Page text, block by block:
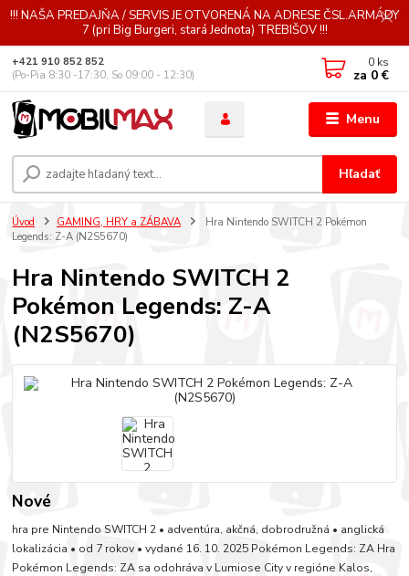
!!! NAŠA PREDAJŇA / SERVIS JE OTVORENÁ NA ADRESE ČSL.ARMÁDY
7 (pri Big Burgeri, stará Jednota) TREBIŠOV !!!
Menu
Hľadať
+421 910 852 852
(Po-Pia 8:30 -17:30, So 09:00 - 12:30)
0 ks
za 0 €
Úvod GAMING, HRY a ZÁBAVA
Hra Nintendo SWITCH 2 Pokémon
Legends: Z-A (N2S5670)
Hra Nintendo SWITCH 2
Pokémon Legends: Z-A
(N2S5670)
Nové
hra pre Nintendo SWITCH 2 • adventúra, akčná, dobrodružná • anglická
lokalizácia • od 7 rokov • vydané 16. 10. 2025 Pokémon Legends: ZA Hra
Pokémon Legends: ZA sa odohráva v Lumiose City v regióne Kalos,